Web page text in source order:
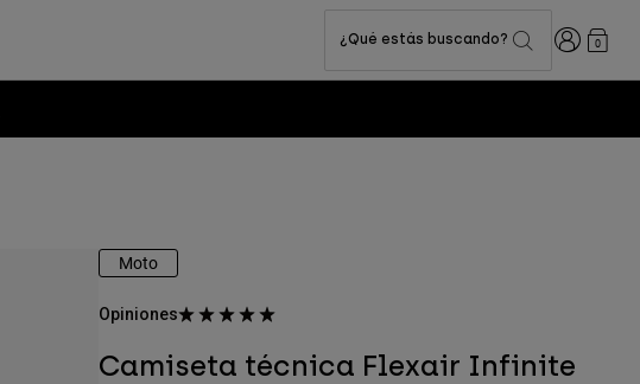
¿Qué estás buscando? Iniciar0
Moto
Opiniones
Camiseta técnica Flexair Infinite